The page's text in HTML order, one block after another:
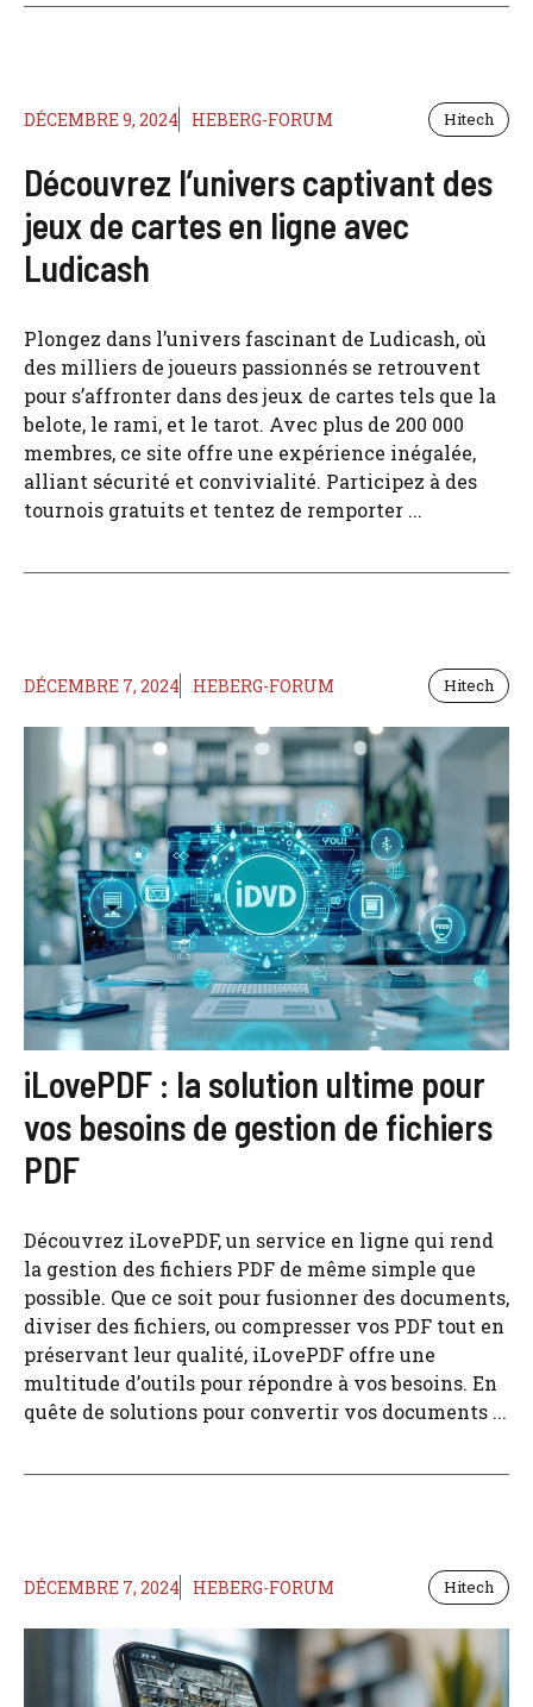
DÉCEMBRE 9, 2024 HEBERG-FORUM Hitech
Découvrez l’univers captivant des
jeux de cartes en ligne avec
Ludicash
Plongez dans l’univers fascinant de Ludicash, où
des milliers de joueurs passionnés se retrouvent
pour s’affronter dans des jeux de cartes tels que la
belote, le rami, et le tarot. Avec plus de 200 000
membres, ce site offre une expérience inégalée,
alliant sécurité et convivialité. Participez à des
tournois gratuits et tentez de remporter ...
DÉCEMBRE 7, 2024 HEBERG-FORUM Hitech
iLovePDF : la solution ultime pour
vos besoins de gestion de fichiers
PDF
Découvrez iLovePDF, un service en ligne qui rend
la gestion des fichiers PDF de même simple que
possible. Que ce soit pour fusionner des documents,
diviser des fichiers, ou compresser vos PDF tout en
préservant leur qualité, iLovePDF offre une
multitude d’outils pour répondre à vos besoins. En
quête de solutions pour convertir vos documents ...
DÉCEMBRE 7, 2024 HEBERG-FORUM Hitech